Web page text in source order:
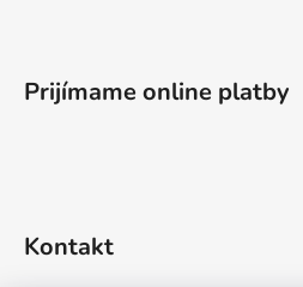
Prijímame online platby
Kontakt